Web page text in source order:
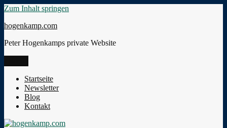
Zum Inhalt springen
hogenkamp.com
Peter Hogenkamps private Website
Startseite
Newsletter
Blog
Kontakt